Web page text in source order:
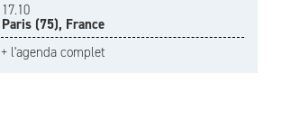
17.10
Paris (75), France
+ l'agenda complet